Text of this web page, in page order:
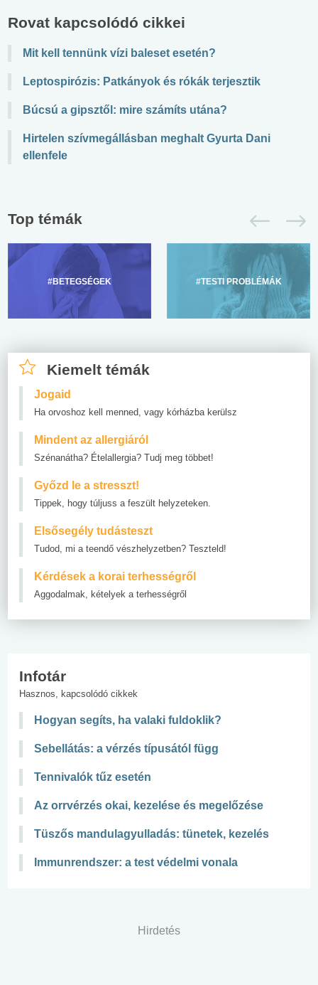
Rovat kapcsolódó cikkei
Mit kell tennünk vízi baleset esetén?
Leptospirózis: Patkányok és rókák terjesztik
Búcsú a gipsztől: mire számíts utána?
Hirtelen szívmegállásban meghalt Gyurta Dani
ellenfele
Top témák
#BETEGSÉGEK #TESTI PROBLÉMÁK
Kiemelt témák
Jogaid
Ha orvoshoz kell menned, vagy kórházba kerülsz
Mindent az allergiáról
Szénanátha? Ételallergia? Tudj meg többet!
Győzd le a stresszt!
Tippek, hogy túljuss a feszült helyzeteken.
Elsősegély tudásteszt
Tudod, mi a teendő vészhelyzetben? Teszteld!
Kérdések a korai terhességről
Aggodalmak, kételyek a terhességről
Infotár
Hasznos, kapcsolódó cikkek
Hogyan segíts, ha valaki fuldoklik?
Sebellátás: a vérzés típusától függ
Tennivalók tűz esetén
Az orrvérzés okai, kezelése és megelőzése
Tüszős mandulagyulladás: tünetek, kezelés
Immunrendszer: a test védelmi vonala
Hirdetés